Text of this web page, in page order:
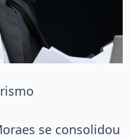
se consolidou